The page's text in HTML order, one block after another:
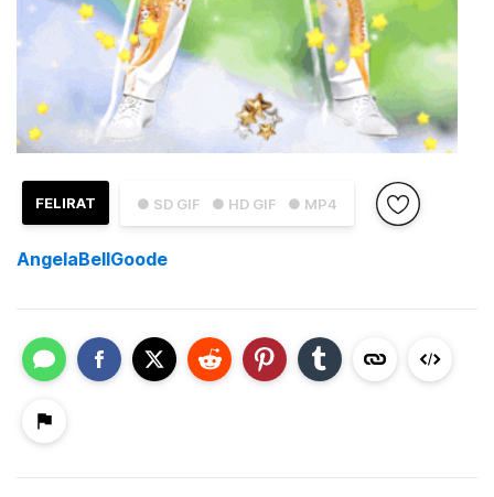
● SD GIF ● HD GIF ● MP4
FELIRAT
AngelaBellGoode